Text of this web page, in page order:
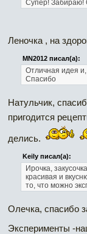
Супер! Забираю!
Леночка , на
MN2012 писал(а):
Отличная идея
Спасибо
Натульчик,
пригодится
делись.
Keily писал(а):
Ирочка,
красивая и
то, что можно
Олечка, спасибо
Эксперименты -